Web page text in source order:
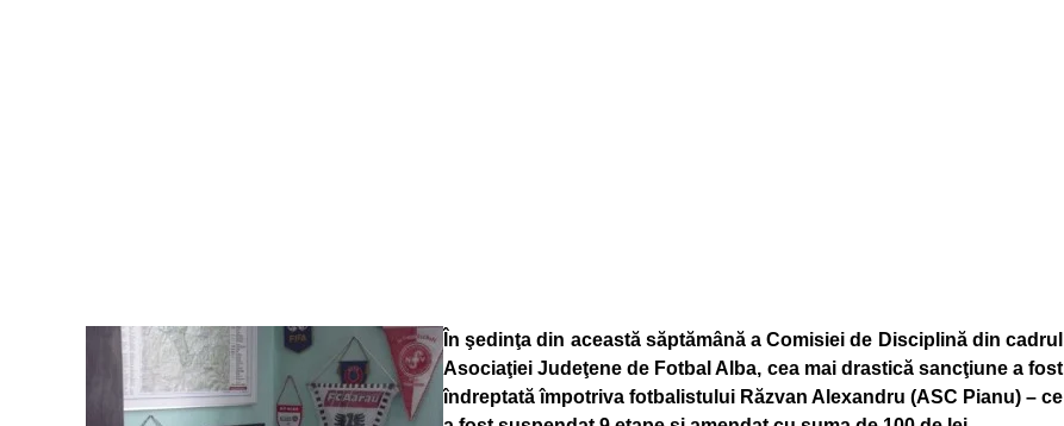
În şedinţa din această săptămână a Comisiei de Disciplină din cadrul
Asociaţiei Judeţene de Fotbal Alba, cea mai drastică sancţiune a fost
îndreptată împotriva fotbalistului Răzvan Alexandru (ASC Pianu) – ce